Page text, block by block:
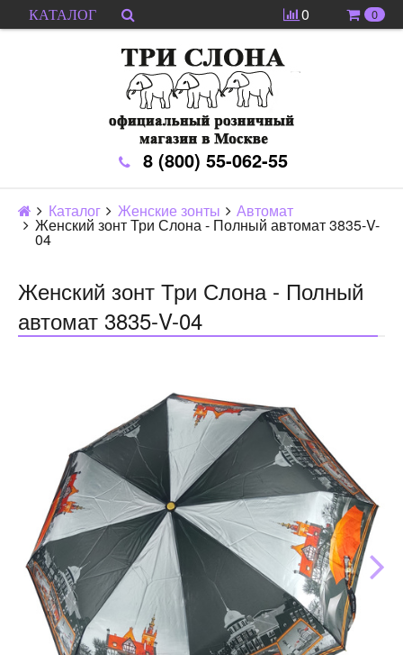
КАТАЛОГ 0 0
8 (800) 55-062-55
Каталог Женские зонты Автомат
Женский зонт Три Слона - Полный автомат 3835-V-
04
Женский зонт Три Слона - Полный
автомат 3835-V-04